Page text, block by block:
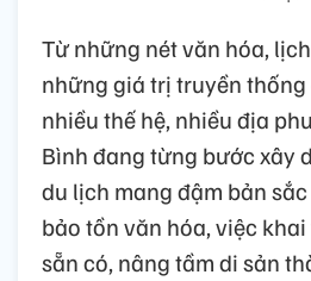
Từ những nét văn hóa,
những giá trị truyền
nhiều thế hệ, nhiều địa
Bình đang từng bước xây
du lịch mang đậm bản
bảo tồn văn hóa, việc
sẵn có, nâng tầm di sản